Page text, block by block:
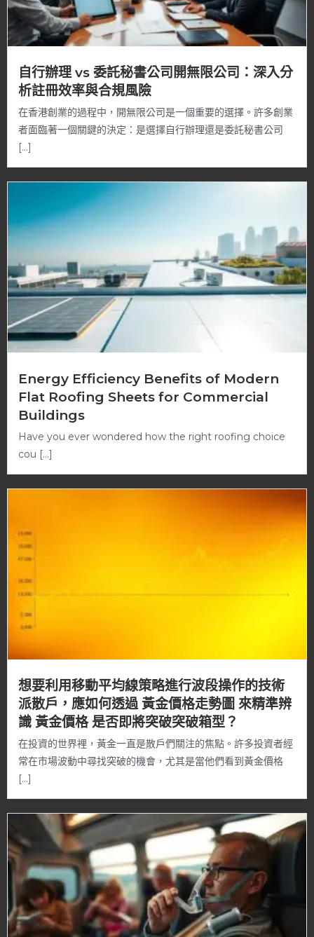
自行辦理 vs 委託秘書公司開無限公司：深入分
析註冊效率與合規風險
在香港創業的過程中，開無限公司是一個重要的選擇。許多創業
者面臨著一個關鍵的決定：是選擇自行辦理還是委託秘書公司
[…]
Energy Efficiency Benefits of Modern
Flat Roofing Sheets for Commercial
Buildings
Have you ever wondered how the right roofing choice
cou […]
想要利用移動平均線策略進行波段操作的技術
派散戶，應如何透過 黃金價格走勢圖 來精準辨
識 黃金價格 是否即將突破突破箱型？
在投資的世界裡，黃金一直是散戶們關注的焦點。許多投資者經
常在市場波動中尋找突破的機會，尤其是當他們看到黃金價格
[…]